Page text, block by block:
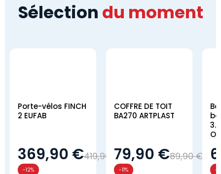
Sélection du moment
Porte-vélos FINCH
2 EUFAB
369,90 €419,90 €
-12%
COFFRE DE TOIT
BA270 ARTPLAST
79,90 €89,90 €
-11% -